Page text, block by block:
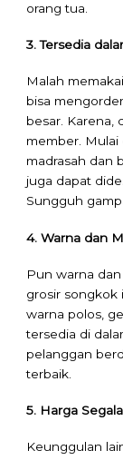
orang tua.
3. Tersedia
Malah
bisa
besar. Karena,
member. Mulai
madrasah dan
juga dapat
Sungguh
4. Warna dan
Pun warna
grosir songkok
warna polos,
tersedia di
pelanggan
terbaik.
5. Harga
Keunggulan